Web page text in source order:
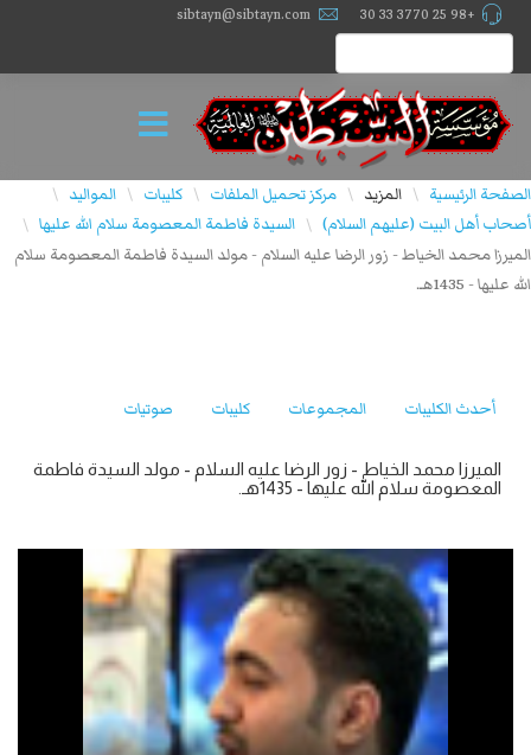
+98 25 3770 33 30
sibtayn@sibtayn.com
الصفحة الرئيسية \ المزيد \ مركز تحميل الملفات \ كليبات \ المواليد \
أصحاب أهل البيت (عليهم السلام) \ السيدة فاطمة المعصومة سلام الله عليها \
الميرزا محمد الخياط - زور الرضا علیه السلام - مولد السيدة فاطمة المعصومة سلام
الله عليها - 1435هـ.
أحدث الكليبات المجموعات كليبات صوتيات
الميرزا محمد الخياط - زور الرضا علیه السلام - مولد السيدة فاطمة
المعصومة سلام الله عليها - 1435هـ.